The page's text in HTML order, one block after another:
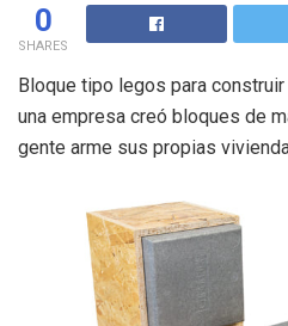
0
SHARES
Bloque tipo legos para
una empresa creó bloques de
gente arme sus propias